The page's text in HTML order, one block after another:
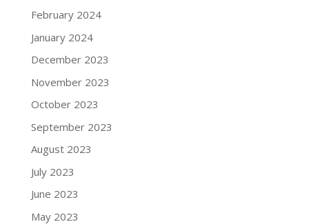
February 2024
January 2024
December 2023
November 2023
October 2023
September 2023
August 2023
July 2023
June 2023
May 2023